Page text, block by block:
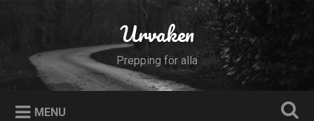
Urvaken
Prepping för alla
MENU